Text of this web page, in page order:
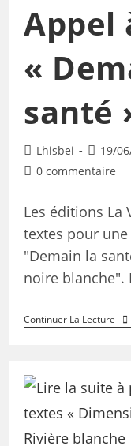
Appel
«
santé
Lhisbei 19/
0 commentaire
Les éditions La
textes pour
"Demain la
noire blanche".
Continuer La Lecture